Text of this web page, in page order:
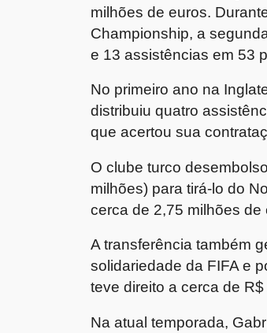
milhões de euros.
Championship, a
e 13 assistências em 53
No primeiro ano na
distribuiu quatro
que acertou sua
O clube turco
milhões) para tirá-lo do
cerca de 2,75 milhões
A transferência também
solidariedade da FIFA e
teve direito a cerca de
Na atual temporada,